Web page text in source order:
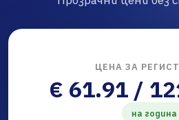
ЦЕНА ЗА
€ 61.91 /
на година